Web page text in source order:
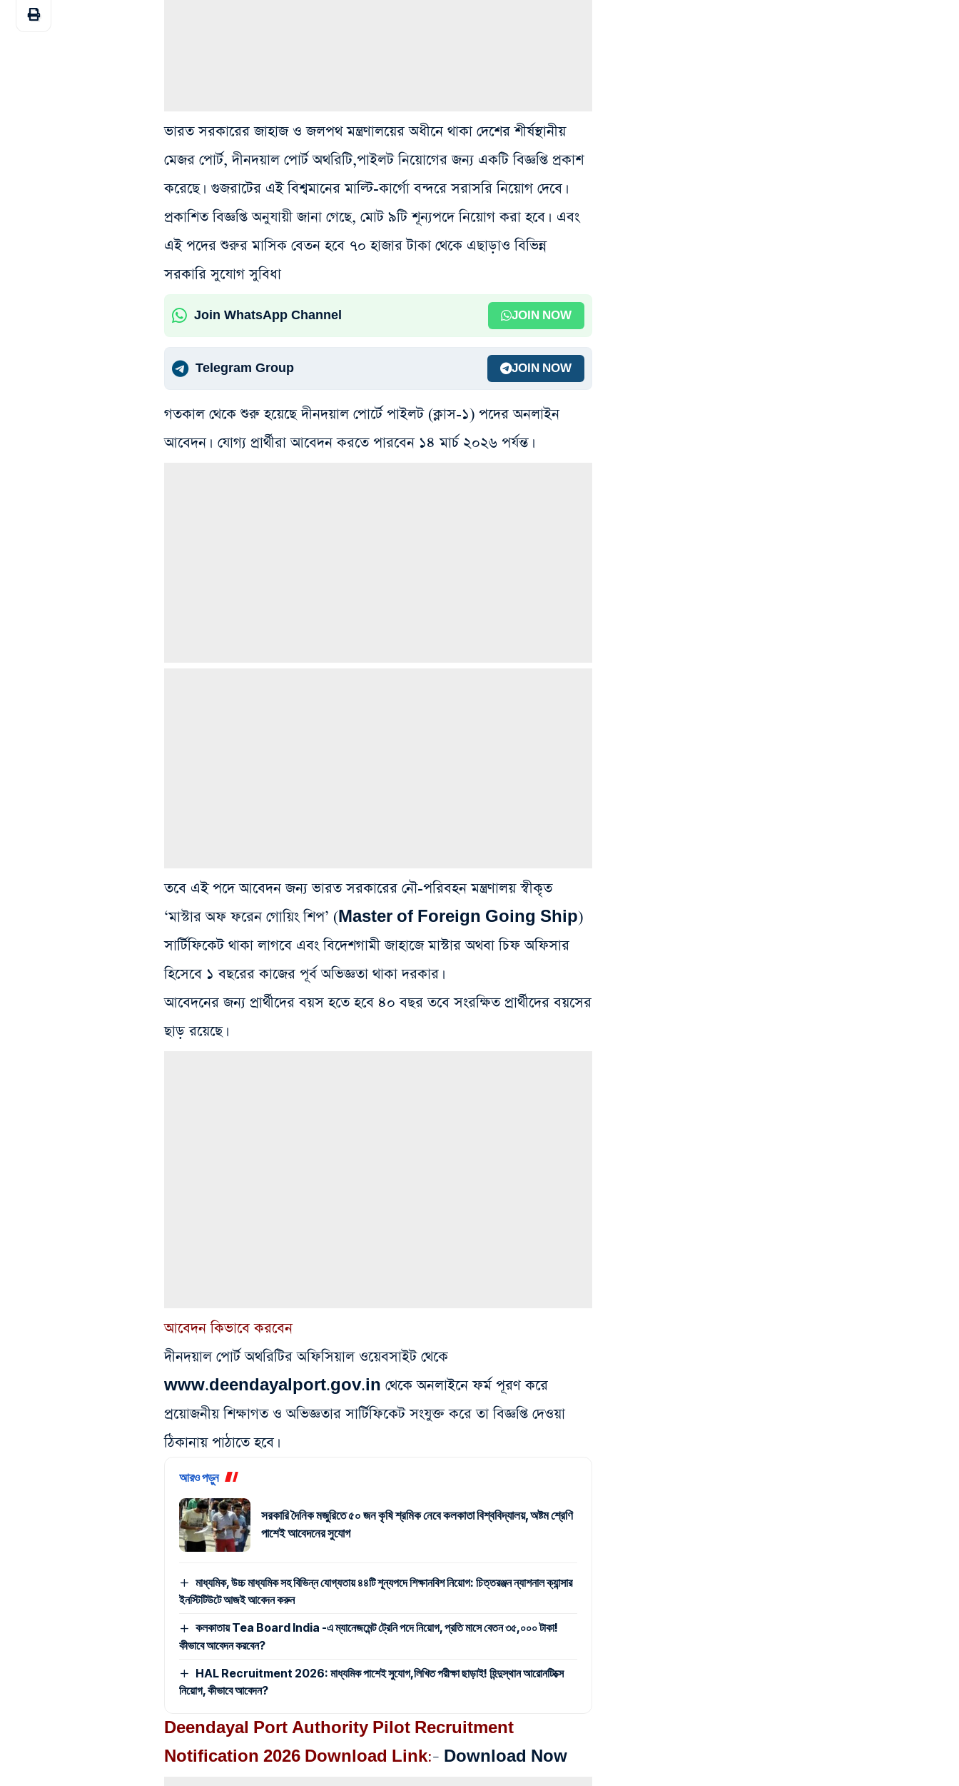
ভারত সরকারের জাহাজ ও জলপথ মন্ত্রণালয়ের অধীনে থাকা দেশের শীর্ষস্থানীয়
মেজর পোর্ট, দীনদয়াল পোর্ট অথরিটি,পাইলট নিয়োগের জন্য একটি বিজ্ঞপ্তি প্রকাশ
করেছে। গুজরাটের এই বিশ্বমানের মাল্টি-কার্গো বন্দরে সরাসরি নিয়োগ দেবে।
প্রকাশিত বিজ্ঞপ্তি অনুযায়ী জানা গেছে, মোট ৯টি শূন্যপদে নিয়োগ করা হবে। এবং
এই পদের শুরুর মাসিক বেতন হবে ৭০ হাজার টাকা থেকে এছাড়াও বিভিন্ন
সরকারি সুযোগ সুবিধা
Join WhatsApp Channel JOIN NOW
Telegram Group JOIN NOW
গতকাল থেকে শুরু হয়েছে দীনদয়াল পোর্টে পাইলট (ক্লাস-১) পদের অনলাইন
আবেদন। যোগ্য প্রার্থীরা আবেদন করতে পারবেন ১৪ মার্চ ২০২৬ পর্যন্ত।
তবে এই পদে আবেদন জন্য ভারত সরকারের নৌ-পরিবহন মন্ত্রণালয় স্বীকৃত
‘মাস্টার অফ ফরেন গোয়িং শিপ’ (Master of Foreign Going Ship)
সার্টিফিকেট থাকা লাগবে এবং বিদেশগামী জাহাজে মাস্টার অথবা চিফ অফিসার
হিসেবে ১ বছরের কাজের পূর্ব অভিজ্ঞতা থাকা দরকার।
আবেদনের জন্য প্রার্থীদের বয়স হতে হবে ৪০ বছর তবে সংরক্ষিত প্রার্থীদের বয়সের
ছাড় রয়েছে।
আবেদন কিভাবে করবেন
দীনদয়াল পোর্ট অথরিটির অফিসিয়াল ওয়েবসাইট থেকে
www.deendayalport.gov.in থেকে অনলাইনে ফর্ম পূরণ করে
প্রয়োজনীয় শিক্ষাগত ও অভিজ্ঞতার সার্টিফিকেট সংযুক্ত করে তা বিজ্ঞপ্তি দেওয়া
ঠিকানায় পাঠাতে হবে।
আরও পড়ুন
সরকারি দৈনিক মজুরিতে ৫০ জন কৃষি শ্রমিক নেবে কলকাতা বিশ্ববিদ্যালয়, অষ্টম শ্রেণি
পাশেই আবেদনের সুযোগ
মাধ্যমিক, উচ্চ মাধ্যমিক সহ বিভিন্ন যোগ্যতায় ৪৪টি শূন্যপদে শিক্ষানবিশ নিয়োগ: চিত্তরঞ্জন ন্যাশনাল ক্যান্সার
ইনস্টিটিউটে আজই আবেদন করুন
কলকাতায় Tea Board India -এ ম্যানেজমেন্ট ট্রেনি পদে নিয়োগ, প্রতি মাসে বেতন ৩৫,০০০ টাকা!
কীভাবে আবেদন করবেন?
HAL Recruitment 2026: মাধ্যমিক পাশেই সুযোগ,লিখিত পরীক্ষা ছাড়াই! হিন্দুস্থান আরোনটিক্সে
নিয়োগ, কীভাবে আবেদন?
Deendayal Port Authority Pilot Recruitment
Notification 2026 Download Link:– Download Now